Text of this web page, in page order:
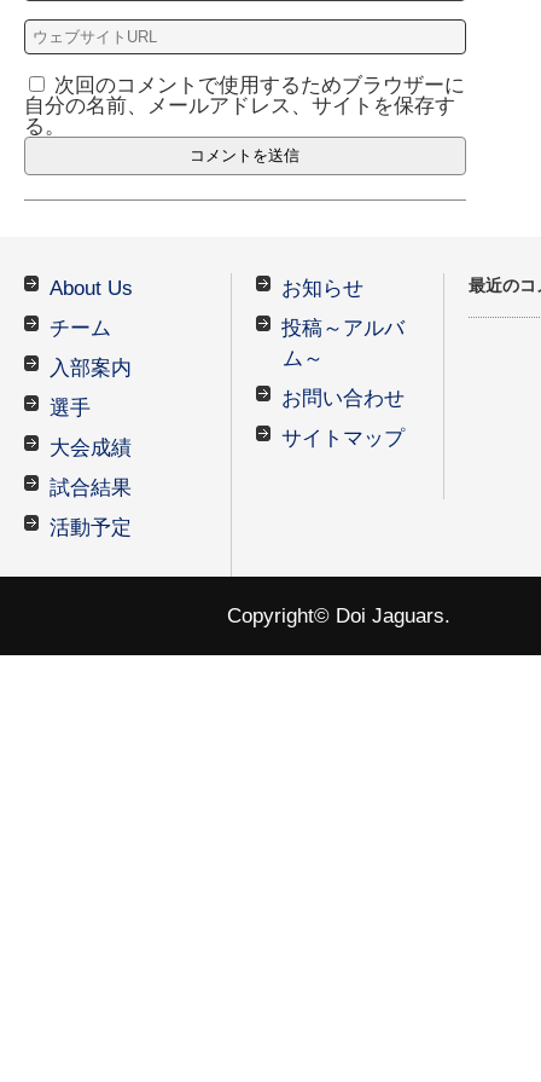
次回のコメントで使用するためブラウザーに
自分の名前、メールアドレス、サイトを保存す
る。
About Us
チーム
入部案内
選手
大会成績
試合結果
活動予定
お知らせ
投稿～アルバ
ム～
お問い合わせ
サイトマップ
最近のコ
Copyright© Doi Jaguars.